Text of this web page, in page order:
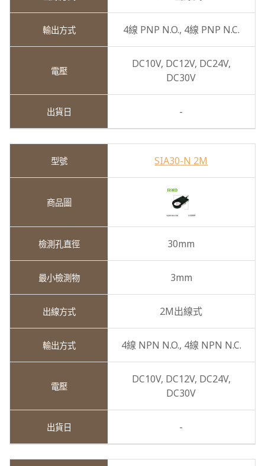
4線 PNP N.O., 4線 PNP N.C.
DC10V, DC12V, DC24V,
DC30V
-
SIA30-N 2M
30mm
3mm
2M出線式
4線 NPN N.O., 4線 NPN N.C.
DC10V, DC12V, DC24V,
DC30V
-